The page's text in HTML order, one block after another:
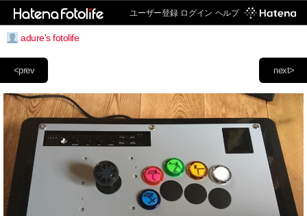
ユーザー登録 ログイン ヘルプ
adure's fotolife
next>
<prev